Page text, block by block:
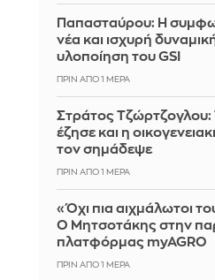
Παπασταύρου: Η
νέα και ισχυρή
υλοποίηση του GSI
ΠΡΙΝ ΑΠΌ 1 ΜΈΡΑ
Στράτος
έζησε και η
τον σημάδεψε
ΠΡΙΝ ΑΠΌ 1 ΜΈΡΑ
«Όχι πια αιχμάλωτοι
Ο Μητσοτάκης στην
πλατφόρμας myAGRO
ΠΡΙΝ ΑΠΌ 1 ΜΈΡΑ